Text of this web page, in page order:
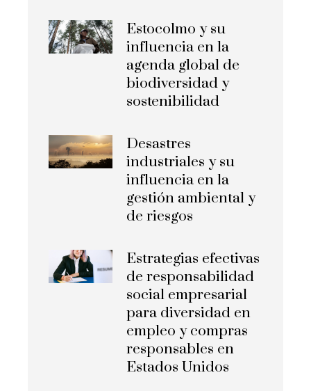
Estocolmo y su
influencia en la
agenda global de
biodiversidad y
sostenibilidad
Desastres
industriales y su
influencia en la
gestión ambiental y
de riesgos
Estrategias efectivas
de responsabilidad
social empresarial
para diversidad en
empleo y compras
responsables en
Estados Unidos